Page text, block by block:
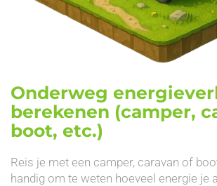
Onderweg
berekenen (camper,
boot, etc.)
Reis je met een camper, caravan of
handig om te weten hoeveel energie je